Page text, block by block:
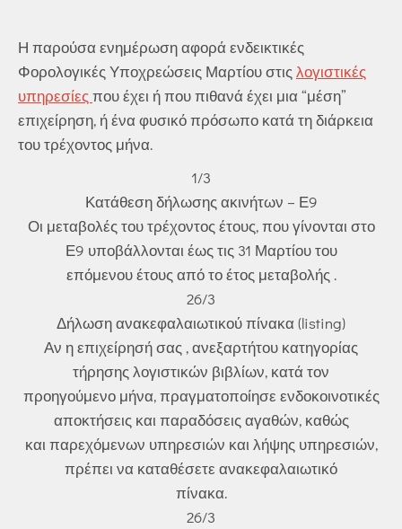
Η παρούσα ενημέρωση αφορά ενδεικτικές
Φορολογικές Υποχρεώσεις Μαρτίου στις λογιστικές
υπηρεσίες που έχει ή που πιθανά έχει μια “μέση”
επιχείρηση, ή ένα φυσικό πρόσωπο κατά τη διάρκεια
του τρέχοντος μήνα.
1/3
Κατάθεση δήλωσης ακινήτων – Ε9
Οι μεταβολές του τρέχοντος έτους, που γίνονται στο
Ε9 υποβάλλονται έως τις 31 Μαρτίου του
επόμενου έτους από το έτος μεταβολής .
26/3
Δήλωση ανακεφαλαιωτικού πίνακα (listing)
Αν η επιχείρησή σας , ανεξαρτήτου κατηγορίας
τήρησης λογιστικών βιβλίων, κατά τον
προηγούμενο μήνα, πραγματοποίησε ενδοκοινοτικές
αποκτήσεις και παραδόσεις αγαθών, καθώς
και παρεχόμενων υπηρεσιών και λήψης υπηρεσιών,
πρέπει να καταθέσετε ανακεφαλαιωτικό
πίνακα.
26/3